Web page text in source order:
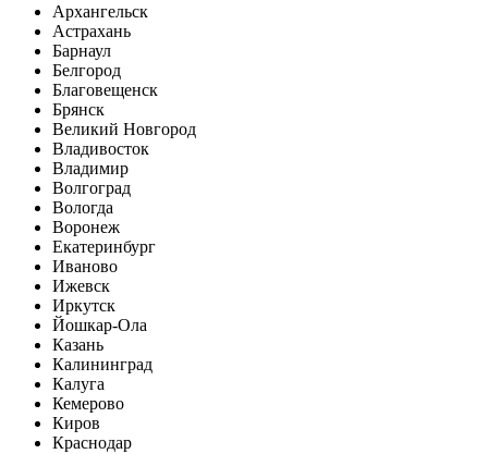
Архангельск
Астрахань
Барнаул
Белгород
Благовещенск
Брянск
Великий Новгород
Владивосток
Владимир
Волгоград
Вологда
Воронеж
Екатеринбург
Иваново
Ижевск
Иркутск
Йошкар-Ола
Казань
Калининград
Калуга
Кемерово
Киров
Краснодар